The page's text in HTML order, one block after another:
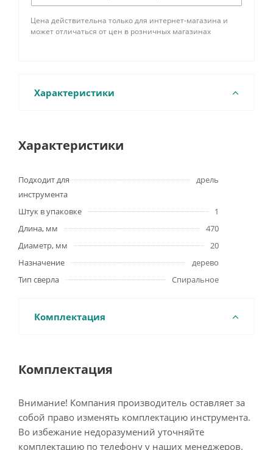
Цена действительна только для интернет-магазина и
может отличаться от цен в розничных магазинах
Характеристики
Характеристики
Подходит для
инструмента
дрель
Штук в упаковке
1
Длина, мм
470
Диаметр, мм
20
Назначение
дерево
Тип сверла
Спиральное
Комплектация
Комплектация
Внимание! Компания производитель оставляет за
собой право изменять комплектацию инструмента.
Во избежание недоразумений уточняйте
комплектацию по телефону у наших менеджеров.